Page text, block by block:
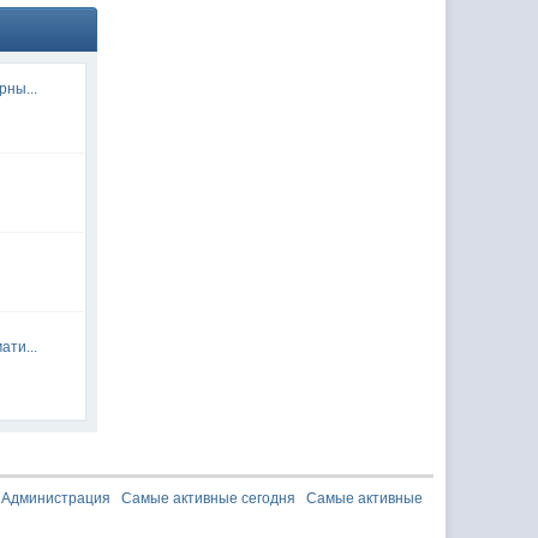
Администрация Самые активные сегодня Самые активные